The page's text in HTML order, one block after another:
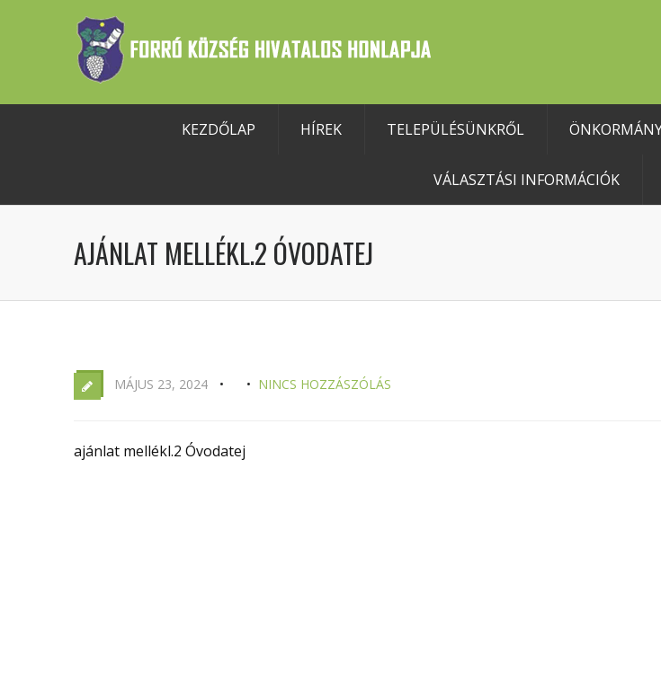
KEZDŐLAP HÍREK TELEPÜLÉSÜNKRŐL
VÁLASZTÁSI INFORMÁCIÓK
AJÁNLAT MELLÉKL.2 ÓVODATEJ
MÁJUS 23, 2024 NINCS HOZZÁSZÓLÁS
ajánlat mellékl.2 Óvodatej